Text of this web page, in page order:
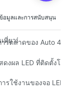
อมูลและการสนับสนุน
ยวบินแบบไดนามิก
ารตลาดของ Auto
งสิ่งแวดล้อม: คลังข้
ดงผล LED ที่ติดตั้งโ
ยจอแสดงผล LED บ
ารใช้งานของจอ